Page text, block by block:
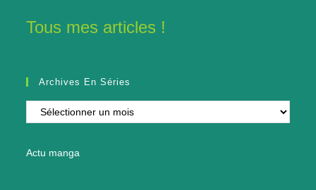
Tous mes articles !
Archives En Séries
Archives
en
Actu manga